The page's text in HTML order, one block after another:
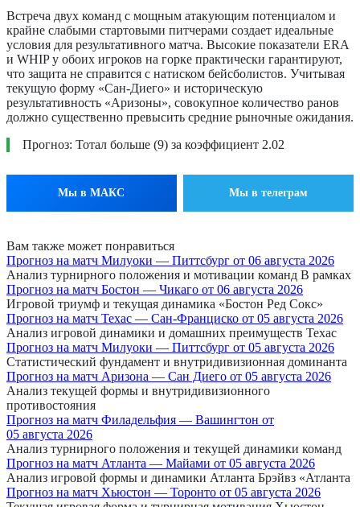
Встреча двух команд с мощным атакующим потенциалом и
крайне слабыми стартовыми питчерами создает идеальные
условия для результативного матча. Высокие показатели ERA
и WHIP у обоих игроков на горке практически гарантируют,
что защита не справится с натиском бейсболистов. Учитывая
текущую форму «Сан-Диего» и историческую
результативность «Аризоны», совокупное количество ранов
должно существенно превысить средние рыночные ожидания.
Прогноз: Тотал больше (9) за коэффициент 2.02
Мы в МАКС Мы в телеграм
Вам также может понравиться
Прогноз на матч Милуоки — Питтсбург от 06 августа 2026
Анализ турнирного положения и мотивации команд В рамках
Прогноз на матч Бостон — Чикаго от 06 августа 2026
Игровой триумф и текущая динамика «Бостон Ред Сокс»
Прогноз на матч Техас — Сан-Франциско от 05 августа 2026
Анализ игровой динамики и домашних преимуществ Техас
Прогноз на матч Милуоки — Питтсбург от 05 августа 2026
Статистический фундамент и внутридивизионная доминанта
Прогноз на матч Аризона — Сан Диего от 05 августа 2026
Анализ текущей формы и внутридивизионного
противостояния
Прогноз на матч Филадельфия — Вашингтон от
05 августа 2026
Анализ турнирного положения и текущей динамики команд
Прогноз на матч Атланта — Майами от 05 августа 2026
Анализ игровой формы и динамики Атланта Брэйвз «Атланта
Прогноз на матч Хьюстон — Торонто от 05 августа 2026